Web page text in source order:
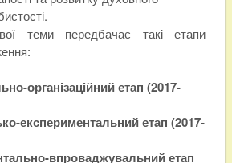
теми передбачає такі етапи
організаційний етап (2017-
експериментальний етап (2017-
впроваджувальний етап